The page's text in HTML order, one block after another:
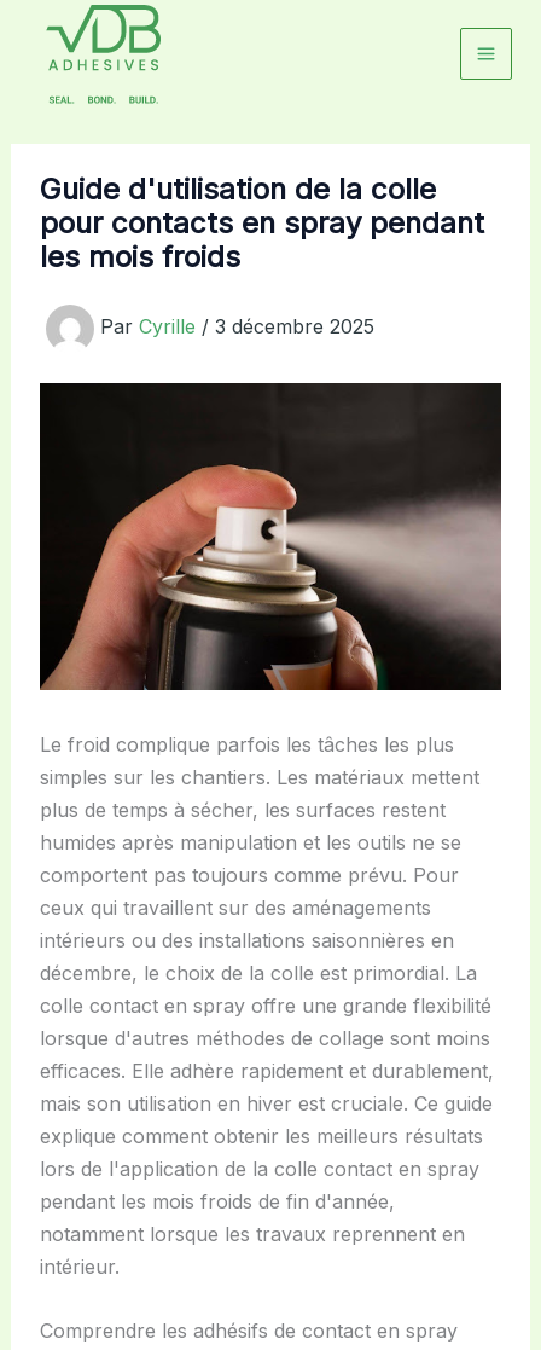
Guide d'utilisation de la colle
pour contacts en spray pendant
les mois froids
Par Cyrille / 3 décembre 2025
Le froid complique parfois les tâches les plus
simples sur les chantiers. Les matériaux mettent
plus de temps à sécher, les surfaces restent
humides après manipulation et les outils ne se
comportent pas toujours comme prévu. Pour
ceux qui travaillent sur des aménagements
intérieurs ou des installations saisonnières en
décembre, le choix de la colle est primordial. La
colle contact en spray offre une grande flexibilité
lorsque d'autres méthodes de collage sont moins
efficaces. Elle adhère rapidement et durablement,
mais son utilisation en hiver est cruciale. Ce guide
explique comment obtenir les meilleurs résultats
lors de l'application de la colle contact en spray
pendant les mois froids de fin d'année,
notamment lorsque les travaux reprennent en
intérieur.
Comprendre les adhésifs de contact en spray